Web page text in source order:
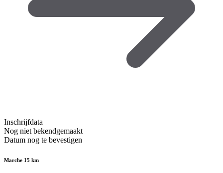
Inschrijfdata
Nog niet bekendgemaakt
Datum nog te bevestigen
Marche 15 km